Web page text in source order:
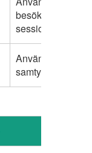
besökarens
Används för att
samtycke